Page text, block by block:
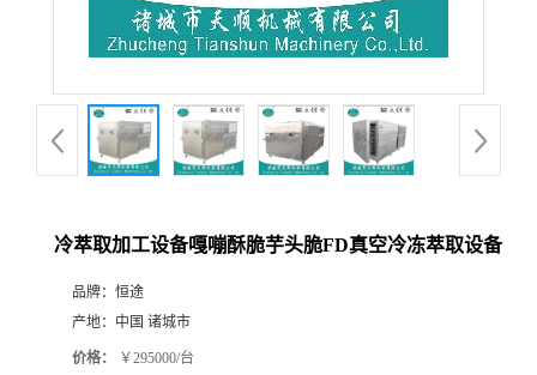
冷萃取加工设备嘎嘣酥脆芋头脆FD真空冷冻萃取设备
品牌： 恒途
产地： 中国 诸城市
价格： ￥295000/台